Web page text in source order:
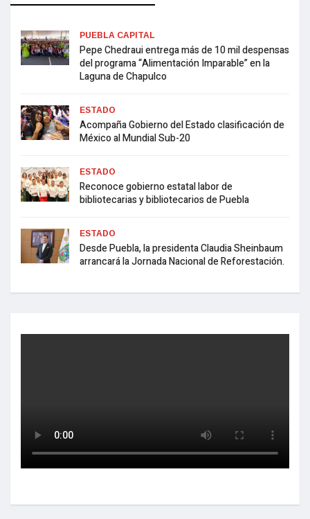
PUEBLA CAPITAL
Pepe Chedraui entrega más de 10 mil despensas
del programa “Alimentación Imparable” en la
Laguna de Chapulco
ESTADO
Acompaña Gobierno del Estado clasificación de
México al Mundial Sub-20
ESTADO
Reconoce gobierno estatal labor de
bibliotecarias y bibliotecarios de Puebla
ESTADO
Desde Puebla, la presidenta Claudia Sheinbaum
arrancará la Jornada Nacional de Reforestación.